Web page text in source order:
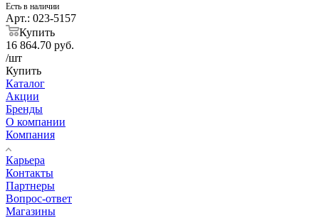
Есть в наличии
Арт.: 023-5157
Купить
16 864.70 руб.
/шт
Купить
Каталог
Акции
Бренды
О компании
Компания
Карьера
Контакты
Партнеры
Вопрос-ответ
Магазины